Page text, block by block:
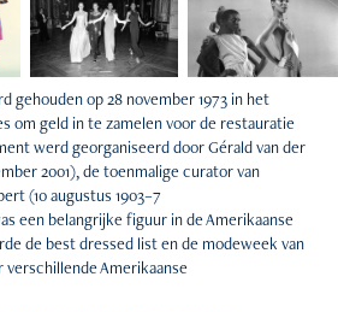
gehouden op 28 november 1973 in het
om geld in te zamelen voor de restauratie
werd georganiseerd door Gérald van der
2001), de toenmalige curator van
(10 augustus 1903–7
een belangrijke figuur in de Amerikaanse
de best dressed list en de modeweek van
verschillende Amerikaanse